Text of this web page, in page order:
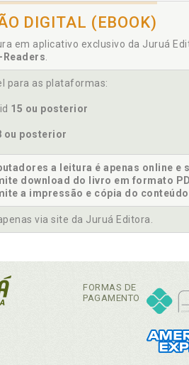
DIGITAL (EBOOK)
em aplicativo exclusivo da Juruá
para as plataformas:
15 ou posterior
ou posterior
a leitura é apenas online
download do livro em formato
a impressão e cópia do
via site da Juruá Editora.
FORMAS DE
PAGAMENTO